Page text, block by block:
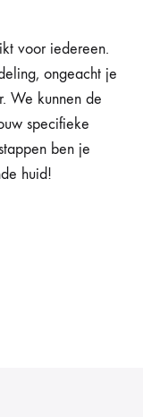
voor iedereen.
ongeacht je
We kunnen de
specifieke
ben je
huid!